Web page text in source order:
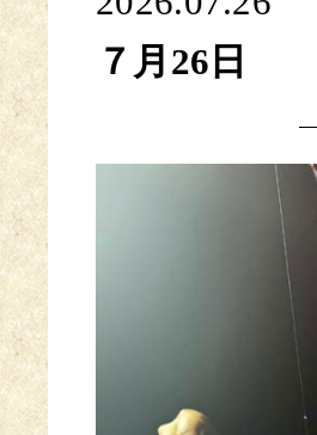
７月26日